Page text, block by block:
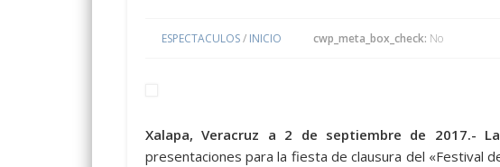
ESPECTACULOS/ INICIO cwp_meta_box_check: No
Xalapa, Veracruz a 2 de septiembre de 2017.- La
presentaciones para la fiesta de clausura del «Festival